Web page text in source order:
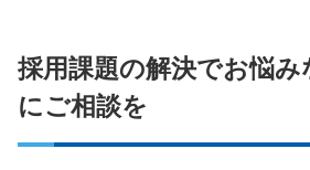
採用課題の解決でお悩み
にご相談を